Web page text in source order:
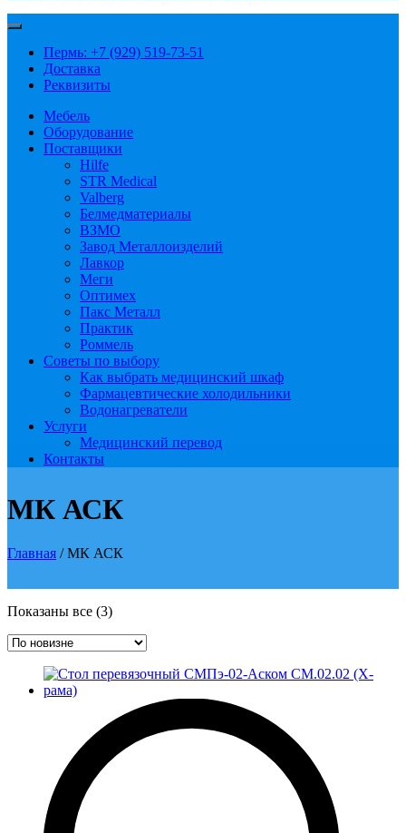
Пермь: +7 (929) 519-73-51
Доставка
Реквизиты
Мебель
Оборудование
Поставщики
Hilfe
STR Medical
Valberg
Белмедматериалы
ВЗМО
Завод Металлоизделий
Лавкор
Меги
Оптимех
Пакс Металл
Практик
Роммель
Советы по выбору
Как выбрать медицинский шкаф
Фармацевтические холодильники
Водонагреватели
Услуги
Медицинский перевод
Контакты
МК АСК
Главная / МК АСК
Показаны все (3)Сортировка:
недавние